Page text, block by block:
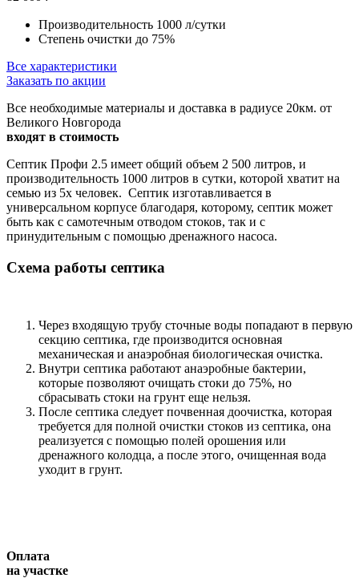
Производительность 1000 л/сутки
Степень очистки до 75%
Все характеристики
Заказать по акции
Все необходимые материалы и доставка в радиусе 20км. от
Великого Новгорода
входят в стоимость
Септик Профи 2.5 имеет общий объем 2 500 литров, и
производительность 1000 литров в сутки, которой хватит на
семью из 5х человек. Септик изготавливается в
универсальном корпусе благодаря, которому, септик может
быть как с самотечным отводом стоков, так и с
принудительным с помощью дренажного насоса.
Схема работы септика
Через входящую трубу сточные воды попадают в первую
секцию септика, где производится основная
механическая и анаэробная биологическая очистка.
Внутри септика работают анаэробные бактерии,
которые позволяют очищать стоки до 75%, но
сбрасывать стоки на грунт еще нельзя.
После септика следует почвенная доочистка, которая
требуется для полной очистки стоков из септика, она
реализуется с помощью полей орошения или
дренажного колодца, а после этого, очищенная вода
уходит в грунт.
Оплата
на участке